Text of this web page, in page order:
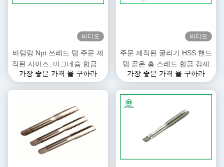
비디오
바텀링 Npt 쓰레드 탭 주문 제
작된 사이즈, 마그네슘 합금은
바랍니다 미터법 도청
가장 좋은 가격 을 구하라
비디오
주문 제작된 굴리기 HSS 핸드
탭 곧은 홈 스레드 합금 강재
가장 좋은 가격 을 구하라